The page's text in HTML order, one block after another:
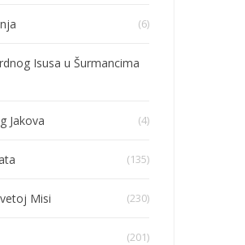
(6)
Isusa u Šurmancima
Jakova (4)
(135)
Misi (230)
(201)